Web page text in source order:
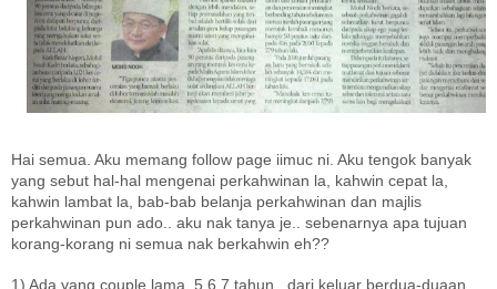
Hai semua. Aku memang follow page iimuc ni. Aku tengok banyak
yang sebut hal-hal mengenai perkahwinan la, kahwin cepat la,
kahwin lambat la, bab-bab belanja perkahwinan dan majlis
perkahwinan pun ado.. aku nak tanya je.. sebenarnya apa tujuan
korang-korang ni semua nak berkahwin eh??
1) Ada yang couple lama, 5,6,7 tahun.. dari keluar berdua-duaan